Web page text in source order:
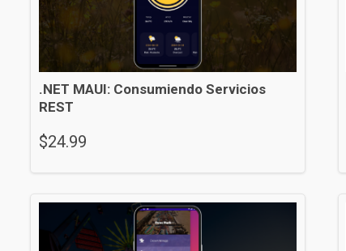
.NET MAUI: Consumiendo Servicios
REST
$24.99